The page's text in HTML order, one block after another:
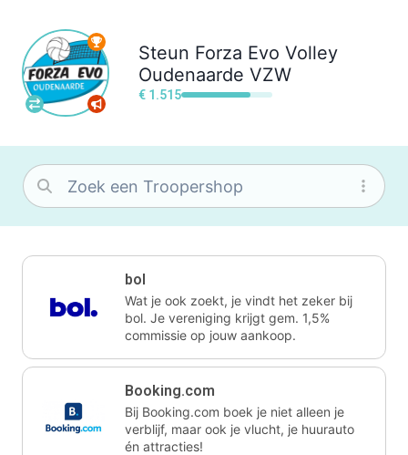
Steun Forza Evo Volley
Oudenaarde VZW
€ 1.515
bol
Wat je ook zoekt, je vindt het zeker bij
bol. Je vereniging krijgt gem. 1,5%
commissie op jouw aankoop.
Booking.com
Bij Booking.com boek je niet alleen je
verblijf, maar ook je vlucht, je huurauto
én attracties!